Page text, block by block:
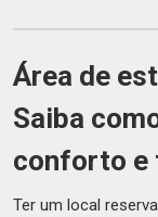
Área de
Saiba
conforto e
Ter um local